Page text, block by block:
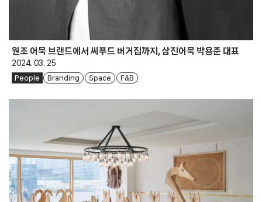
원조 어묵 브랜드에서 씨푸드 버거집까지, 삼진어묵 박용준 대표
2024. 03. 25
People Branding Space F&B